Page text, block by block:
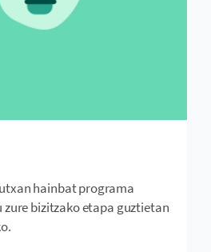
hainbat programa
bizitzako etapa guztietan